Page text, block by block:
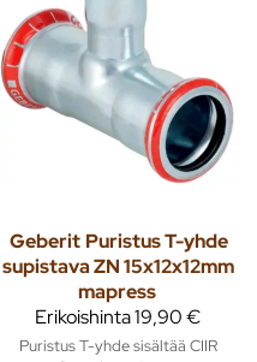
Geberit Puristus T-yhde
supistava ZN 15x12x12mm
mapress
Erikoishinta19,90 €
Puristus T-yhde sisältää CIIR